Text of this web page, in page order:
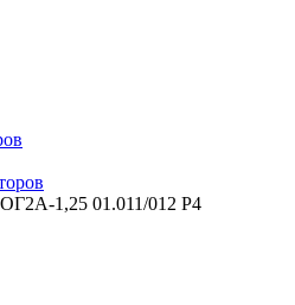
1,25 01.011/012 Р4